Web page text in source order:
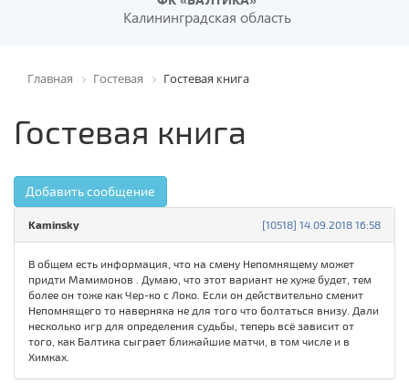
Калининградская область
Главная Гостевая Гостевая книга
Гостевая книга
Добавить сообщение
[10518] 14.09.2018 16:58
Kaminsky
В общем есть информация, что на смену Непомнящему может
придти Мамимонов . Думаю, что этот вариант не хуже будет, тем
более он тоже как Чер-ко с Локо. Если он действительно сменит
Непомнящего то наверняка не для того что болтаться внизу. Дали
несколько игр для определения судьбы, теперь всё зависит от
того, как Балтика сыграет ближайшие матчи, в том числе и в
Химках.